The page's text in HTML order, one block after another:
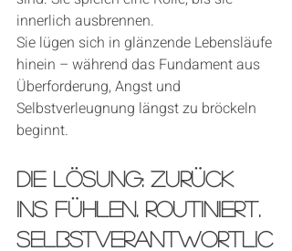
innerlich ausbrennen.
Sie lügen sich in glänzende Lebensläufe
hinein – während das Fundament aus
Überforderung, Angst und
Selbstverleugnung längst zu bröckeln
beginnt.
Die Lösung: Zurück
ins Fühlen. Routiniert.
Selbstverantwortlic